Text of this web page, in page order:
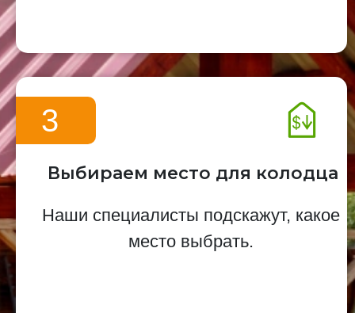
3
Выбираем место для колодца
Наши специалисты подскажут, какое
место выбрать.